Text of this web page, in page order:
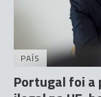
PAÍS
Portugal foi a